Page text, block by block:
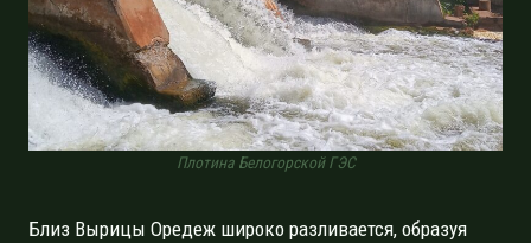
Плотина Белогорской ГЭС
Близ Вырицы Оредеж широко разливается, образуя